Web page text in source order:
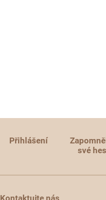
Přihlášení
své
Kontaktujte nás